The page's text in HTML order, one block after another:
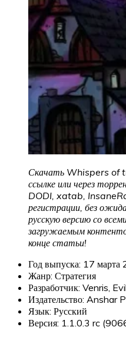
Скачать Whispers of
ссылке или через
DODI, xatab,
регистрации, без
русскую версию со
загружаемым
конце статьи!
Год выпуска: 17 марта
Жанр: Стратегия
Разработчик: Venris,
Издательство: Anshar
Язык: Русский
Версия: 1.1.0.3 rc